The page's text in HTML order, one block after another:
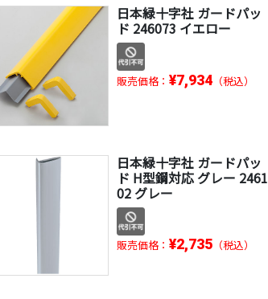
日本緑十字社 ガードパッ
ド 246073 イエロー
販売価格：¥7,934 （税込）
日本緑十字社 ガードパッ
ド H型鋼対応 グレー 2461
02 グレー
販売価格：¥2,735 （税込）